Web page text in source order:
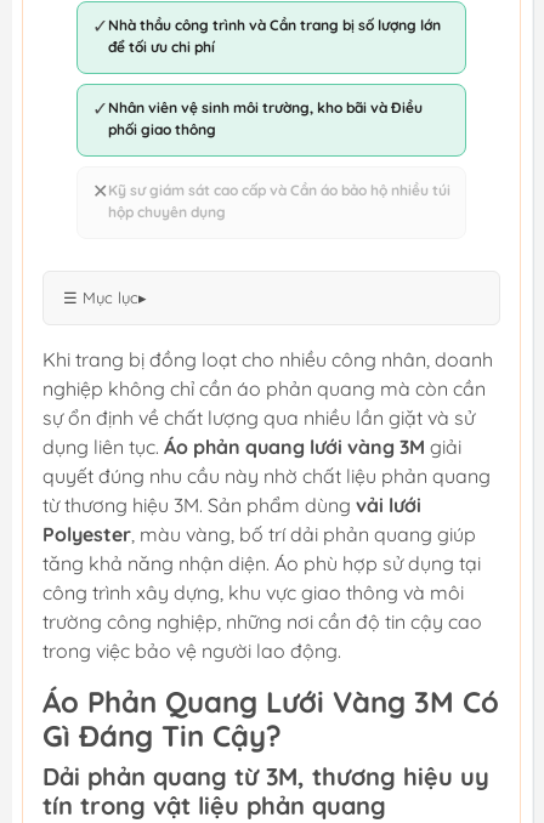
✓ Nhà thầu công trình và Cần trang bị số lượng lớn
để tối ưu chi phí
✓ Nhân viên vệ sinh môi trường, kho bãi và Điều
phối giao thông
✕ Kỹ sư giám sát cao cấp và Cần áo bảo hộ nhiều túi
hộp chuyên dụng
☰ Mục lục▸
Khi trang bị đồng loạt cho nhiều công nhân, doanh
nghiệp không chỉ cần áo phản quang mà còn cần
sự ổn định về chất lượng qua nhiều lần giặt và sử
dụng liên tục. Áo phản quang lưới vàng 3M giải
quyết đúng nhu cầu này nhờ chất liệu phản quang
từ thương hiệu 3M. Sản phẩm dùng vải lưới
Polyester, màu vàng, bố trí dải phản quang giúp
tăng khả năng nhận diện. Áo phù hợp sử dụng tại
công trình xây dựng, khu vực giao thông và môi
trường công nghiệp, những nơi cần độ tin cậy cao
trong việc bảo vệ người lao động.
Áo Phản Quang Lưới Vàng 3M Có
Gì Đáng Tin Cậy?
Dải phản quang từ 3M, thương hiệu uy
tín trong vật liệu phản quang